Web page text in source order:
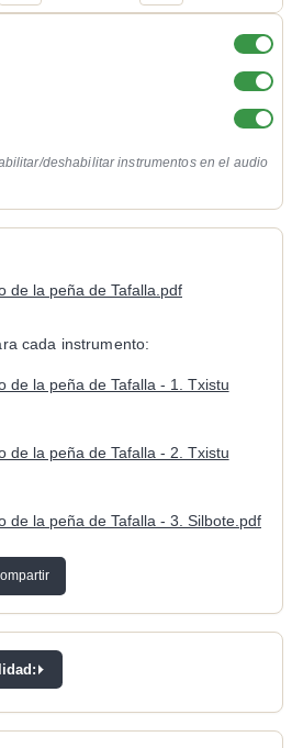
deshabilitar instrumentos en el audio
de la peña de Tafalla.pdf
cada instrumento:
de la peña de Tafalla - 1. Txistu
de la peña de Tafalla - 2. Txistu
de la peña de Tafalla - 3. Silbote.pdf